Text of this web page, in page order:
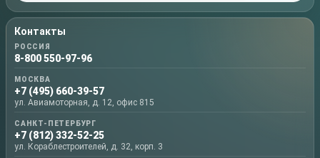
Контакты
РОССИЯ
8-800 550-97-96
МОСКВА
+7 (495) 660-39-57
ул. Авиамоторная, д. 12, офис 815
САНКТ-ПЕТЕРБУРГ
+7 (812) 332-52-25
ул. Кораблестроителей, д. 32, корп. 3